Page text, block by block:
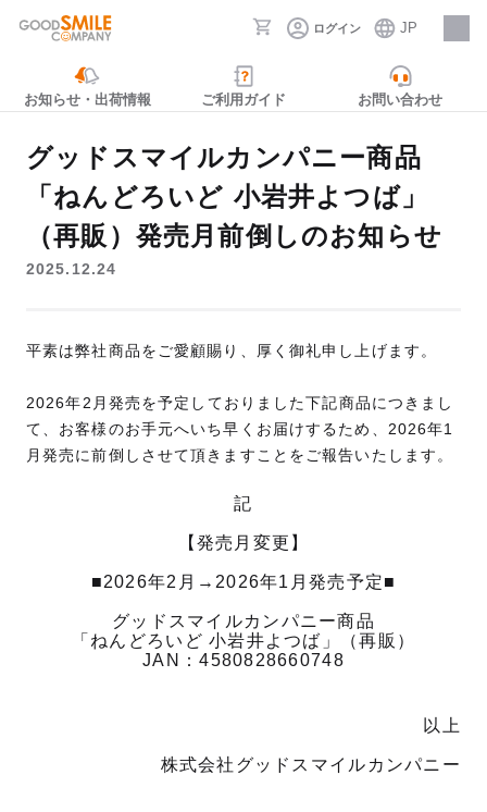
ログイン JP
採用情報
お知らせ・出荷情報 ご利用ガイド お問い合わせ
グッドスマイルカンパニー商品
「ねんどろいど 小岩井よつば」
（再販）発売月前倒しのお知らせ
2025.12.24
平素は弊社商品をご愛顧賜り、厚く御礼申し上げます。
2026年2月発売を予定しておりました下記商品につきまし
て、お客様のお手元へいち早くお届けするため、2026年1
月発売に前倒しさせて頂きますことをご報告いたします。
記
【発売月変更】
■2026年2月→2026年1月発売予定■
グッドスマイルカンパニー商品
「ねんどろいど 小岩井よつば」（再販）
JAN：4580828660748
以上
株式会社グッドスマイルカンパニー